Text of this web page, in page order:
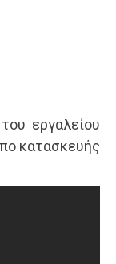
εργαλείου
κατασκευής